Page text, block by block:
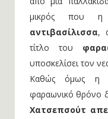
μικρός που η
αντιβασίλισσα,
τίτλο του
υποσκελίσει τον
Καθώς όμως η
φαραωνικό θρόνο
Χατσεπσούτ